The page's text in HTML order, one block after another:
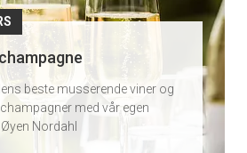
utvalg av rødviner og
rødviner og lære mer om
Ta med deg en venn
få en god innføring.